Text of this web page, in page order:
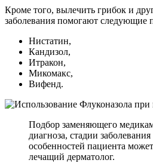
Кроме того, вылечить грибок и
заболевания помогают следующие
Нистатин,
Кандизол,
Итракон,
Микомакс,
Вифенд.
Подбор заменяющего
диагноза, стадии
особенностей пациента
лечащий дерматолог.